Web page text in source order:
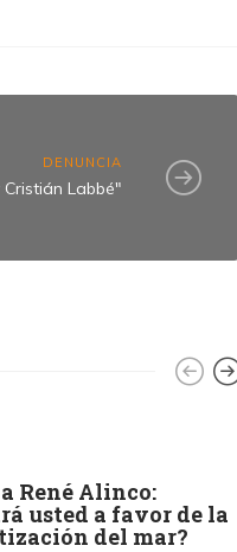
DENUNCIA
Labbé"
René Alinco:
usted a favor de la
del mar?